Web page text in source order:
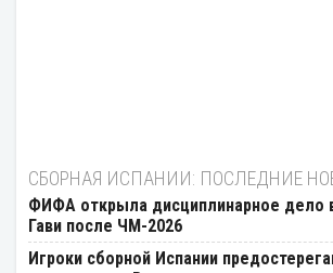
СБОРНАЯ ИСПАНИИ: ПОСЛЕДНИЕ
ФИФА открыла дисциплинарное дело
Гави после ЧМ-2026
Игроки сборной Испании